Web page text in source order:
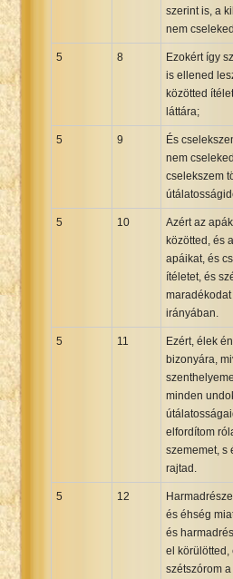
szerint is, a
nem
5 8
Ezokért így
is ellened
közötted
láttára;
5 9
És
nem
cselekszem
5 10
Azért az
közötted, és
apáikat, és
ítéletet, és
irányában.
5 11
Ezért, élek
bizonyára,
minden
elfordítom
szememet, s
rajtad.
5 12
és éhség
és
el körülötted,
szétszórom